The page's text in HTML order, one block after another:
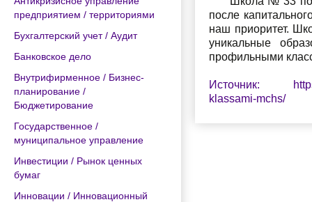
предприятием / территориями
Бухгалтерский учет / Аудит
Банковское дело
Внутрифирменное / Бизнес-
планирование /
Бюджетирование
Государственное /
муниципальное управление
Инвестиции / Рынок ценных
бумаг
Инновации / Инновационный
после
наш приоритет.
уникальные
профильными
Источник: https://
klassami-mchs/